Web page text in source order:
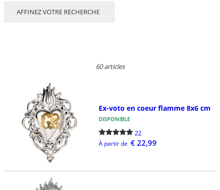
AFFINEZ VOTRE RECHERCHE
60 articles
Ex-voto en coeur flamme 8x6 cm
DISPONIBLE
22
À partir de € 22,99